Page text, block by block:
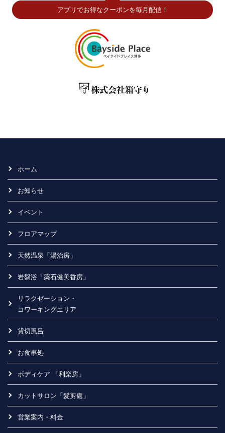
アプリでお得なクーポンを毎月配信！
ホーム
お知らせ
イベント
フロアマップ
天然温泉「湯治房」
岩盤浴「薬石健美香房」
リラクゼーション・
コワーキングエリア
貸切風呂
お食事処
ボディケア 「利楽房」
カットサロン「髮剪處」
営業案内・料金